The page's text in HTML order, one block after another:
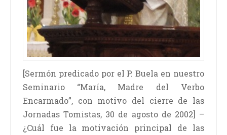
[Sermón predicado por el P. Buela en nuestro
Seminario “María, Madre del Verbo
Encarmado”, con motivo del cierre de las
Jornadas Tomistas, 30 de agosto de 2002] –
¿Cuál fue la motivación principal de las